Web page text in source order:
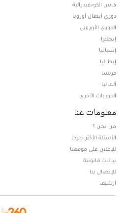
كأس الكونفيدرالية
دوري أبطال أوروبا
الدوري الأوروبي
إنجلترا
إسبانيا
إيطاليا
فرنسا
ألمانيا
الدوريات الأخرى
معلومات عنا
من نحن ؟
الأسئلة الأكثر طرحا
للإعلان على موقعنا
بيانات قانونية
للإتصال بنا
أرشيف